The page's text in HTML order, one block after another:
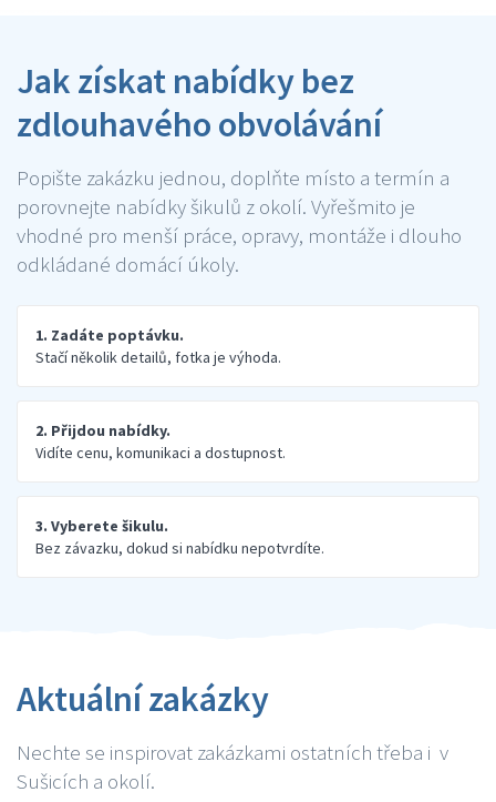
Jak získat nabídky bez
zdlouhavého obvolávání
Popište zakázku jednou, doplňte místo a termín a
porovnejte nabídky šikulů z okolí. Vyřešmito je
vhodné pro menší práce, opravy, montáže i dlouho
odkládané domácí úkoly.
1. Zadáte poptávku.
Stačí několik detailů, fotka je výhoda.
2. Přijdou nabídky.
Vidíte cenu, komunikaci a dostupnost.
3. Vyberete šikulu.
Bez závazku, dokud si nabídku nepotvrdíte.
Aktuální zakázky
Nechte se inspirovat zakázkami ostatních třeba i v
Sušicích a okolí.